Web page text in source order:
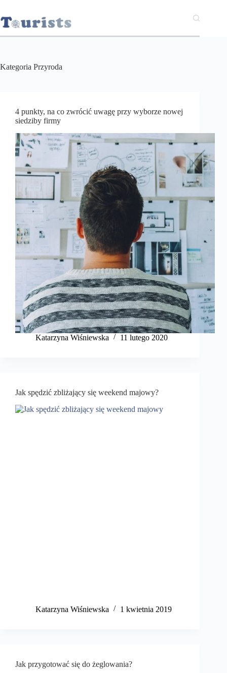
treści
Kategoria Przyroda
4 punkty, na co zwrócić uwagę przy wyborze nowej
siedziby firmy
Katarzyna Wiśniewska 11 lutego 2020
Jak spędzić zbliżający się weekend majowy?
Katarzyna Wiśniewska 1 kwietnia 2019
Jak przygotować się do żeglowania?